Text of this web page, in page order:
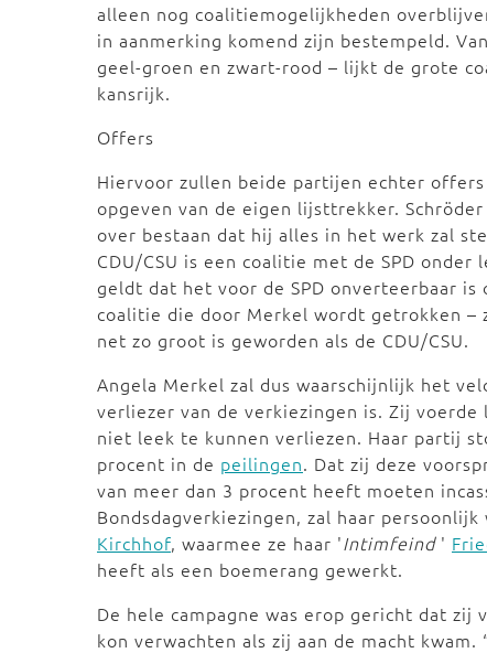
alleen nog coalitiemogelijkheden
in aanmerking komend zijn bestempeld.
geel-groen en zwart-rood – lijkt de grote
kansrijk.
Offers
Hiervoor zullen beide partijen echter
opgeven van de eigen lijsttrekker.
over bestaan dat hij alles in het werk zal
CDU/CSU is een coalitie met de SPD
geldt dat het voor de SPD onverteerbaar
coalitie die door Merkel wordt getrokken –
net zo groot is geworden als de CDU/CSU.
Angela Merkel zal dus waarschijnlijk het
verliezer van de verkiezingen is. Zij
niet leek te kunnen verliezen. Haar partij
procent in de peilingen. Dat zij deze
van meer dan 3 procent heeft moeten
Bondsdagverkiezingen, zal haar
Kirchhof, waarmee ze haar 'Intimfeind'
heeft als een boemerang gewerkt.
De hele campagne was erop gericht dat
kon verwachten als zij aan de macht